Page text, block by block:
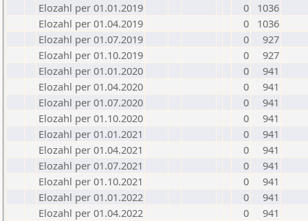
Elozahl per 01.01.2019
0
1036
Elozahl per 01.04.2019
0
1036
Elozahl per 01.07.2019
0
927
Elozahl per 01.10.2019
0
927
Elozahl per 01.01.2020
0
941
Elozahl per 01.04.2020
0
941
Elozahl per 01.07.2020
0
941
Elozahl per 01.10.2020
0
941
Elozahl per 01.01.2021
0
941
Elozahl per 01.04.2021
0
941
Elozahl per 01.07.2021
0
941
Elozahl per 01.10.2021
0
941
Elozahl per 01.01.2022
0
941
Elozahl per 01.04.2022
0
941